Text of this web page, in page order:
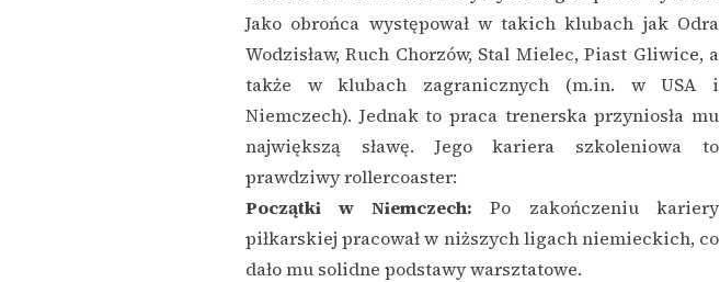
Jako obrońca występował w takich klubach jak Odra
Wodzisław, Ruch Chorzów, Stal Mielec, Piast Gliwice, a
także w klubach zagranicznych (m.in. w USA i
Niemczech). Jednak to praca trenerska przyniosła mu
największą sławę. Jego kariera szkoleniowa to
prawdziwy rollercoaster:
Początki w Niemczech: Po zakończeniu kariery
piłkarskiej pracował w niższych ligach niemieckich, co
dało mu solidne podstawy warsztatowe.